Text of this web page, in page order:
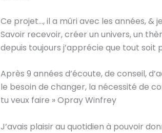
Ce projet…, il a mûri avec les années,
Savoir recevoir, créer un univers, un
depuis toujours j’apprécie que tout soit
Après 9 années d’écoute, de conseil,
le besoin de changer, la nécessité de
tu veux faire » Opray Winfrey
J’avais plaisir au quotidien à pouvoir